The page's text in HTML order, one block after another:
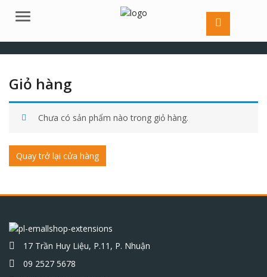
Menu
Giỏ hàng
Chưa có sản phẩm nào trong giỏ hàng.
Quay trở lại cửa hàng
17 Trần Huy Liệu, P.11, P. Nhuận
09 2527 5678